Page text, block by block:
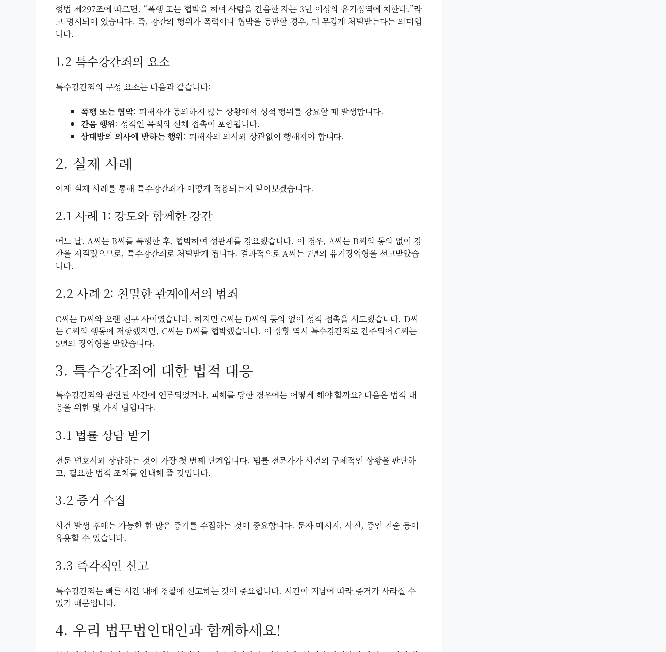
형법 제297조에 따르면, “폭행 또는 협박을 하여 사람을 간음한 자는 3년 이상의 유기징역에 처한다.”라
고 명시되어 있습니다. 즉, 강간의 행위가 폭력이나 협박을 동반할 경우, 더 무겁게 처벌받는다는 의미입
니다.
1.2 특수강간죄의 요소
특수강간죄의 구성 요소는 다음과 같습니다:
폭행 또는 협박: 피해자가 동의하지 않는 상황에서 성적 행위를 강요할 때 발생합니다.
간음 행위: 성적인 목적의 신체 접촉이 포함됩니다.
상대방의 의사에 반하는 행위: 피해자의 의사와 상관없이 행해져야 합니다.
2. 실제 사례
이제 실제 사례를 통해 특수강간죄가 어떻게 적용되는지 알아보겠습니다.
2.1 사례 1: 강도와 함께한 강간
어느 날, A씨는 B씨를 폭행한 후, 협박하여 성관계를 강요했습니다. 이 경우, A씨는 B씨의 동의 없이 강
간을 저질렀으므로, 특수강간죄로 처벌받게 됩니다. 결과적으로 A씨는 7년의 유기징역형을 선고받았습
니다.
2.2 사례 2: 친밀한 관계에서의 범죄
C씨는 D씨와 오랜 친구 사이였습니다. 하지만 C씨는 D씨의 동의 없이 성적 접촉을 시도했습니다. D씨
는 C씨의 행동에 저항했지만, C씨는 D씨를 협박했습니다. 이 상황 역시 특수강간죄로 간주되어 C씨는
5년의 징역형을 받았습니다.
3. 특수강간죄에 대한 법적 대응
특수강간죄와 관련된 사건에 연루되었거나, 피해를 당한 경우에는 어떻게 해야 할까요? 다음은 법적 대
응을 위한 몇 가지 팁입니다.
3.1 법률 상담 받기
전문 변호사와 상담하는 것이 가장 첫 번째 단계입니다. 법률 전문가가 사건의 구체적인 상황을 판단하
고, 필요한 법적 조치를 안내해 줄 것입니다.
3.2 증거 수집
사건 발생 후에는 가능한 한 많은 증거를 수집하는 것이 중요합니다. 문자 메시지, 사진, 증인 진술 등이
유용할 수 있습니다.
3.3 즉각적인 신고
특수강간죄는 빠른 시간 내에 경찰에 신고하는 것이 중요합니다. 시간이 지남에 따라 증거가 사라질 수
있기 때문입니다.
4. 우리 법무법인대인과 함께하세요!